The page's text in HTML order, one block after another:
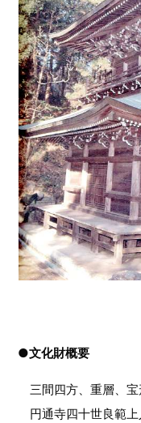
●文化財概要
三間四方、重層、宝
円通寺四十世良範上